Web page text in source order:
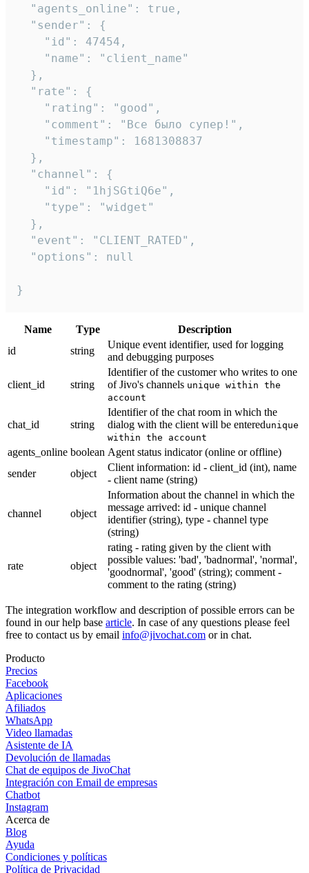
  "agents_online": true,
  "sender": {
    "id": 47454,
    "name": "client_name"
  },
  "rate": {
    "rating": "good",
    "comment": "Все было супер!",
    "timestamp": 1681308837
  },
  "channel": {
    "id": "1hjSGtiQ6e",
    "type": "widget"
  },
  "event": "CLIENT_RATED",
  "options": null
}
Name Тype
Description
id
string
Unique event identifier, used for logging
and debugging purposes
client_id string
Identifier of the customer who writes to one
of Jivo's channels unique within the
account
chat_id string
Identifier of the chat room in which the
dialog with the client will be enteredunique
within the account
agents_online boolean Agent status indicator (online or offline)
sender
object
Client information: id - client_id (int), name
- client name (string)
channel object
Information about the channel in which the
message arrived: id - unique channel
identifier (string), type - channel type
(string)
rate object
rating - rating given by the client with
possible values: 'bad', 'badnormal', 'normal',
'goodnormal', 'good' (string); comment -
comment to the rating (string)
The integration workflow and description of possible errors can be
found in our help base article. In case of any questions please feel
free to contact us by email info@jivochat.com or in chat.
Producto
Precios
Facebook
Aplicaciones
Afiliados
WhatsApp
Video llamadas
Asistente de IA
Devolución de llamadas
Chat de equipos de JivoChat
Integración con Email de empresas
Chatbot
Instagram
Acerca de
Blog
Ayuda
Condiciones y políticas
Política de Privacidad